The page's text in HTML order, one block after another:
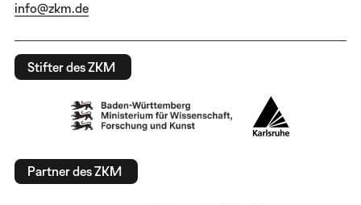
info@zkm.de
Stifter des ZKM
Partner des ZKM